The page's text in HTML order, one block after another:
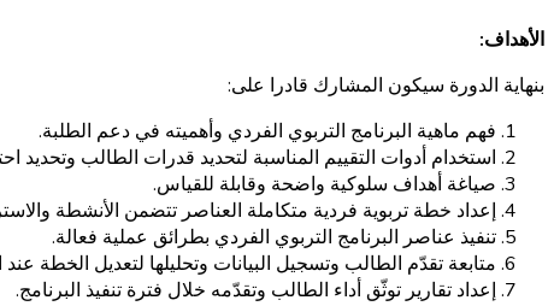
الأهداف:
بنهاية الدورة سيكون المشارك قادرا على:
فهم ماهية البرنامج التربوي الفردي وأهميته في دعم الطلبة.
استخدام أدوات التقييم المناسبة لتحديد قدرات الطالب
صياغة أهداف سلوكية واضحة وقابلة للقياس.
إعداد خطة تربوية فردية متكاملة العناصر تتضمن الأنشطة
تنفيذ عناصر البرنامج التربوي الفردي بطرائق عملية فعالة.
متابعة تقدّم الطالب وتسجيل البيانات وتحليلها لتعديل الخطة عند
إعداد تقارير توثّق أداء الطالب وتقدّمه خلال فترة تنفيذ البرنامج.